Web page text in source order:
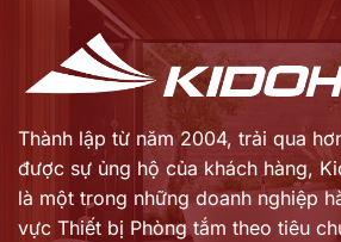
Thành lập từ năm 2004, trải qua
được sự ủng hộ của khách hàng,
là một trong những doanh nghiệp
vực Thiết bị Phòng tắm theo tiêu